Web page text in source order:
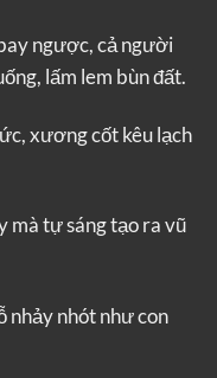
ngược, cả người
lấm lem bùn đất.
xương cốt kêu lạch
mà tự sáng tạo ra vũ
nhảy nhót như con